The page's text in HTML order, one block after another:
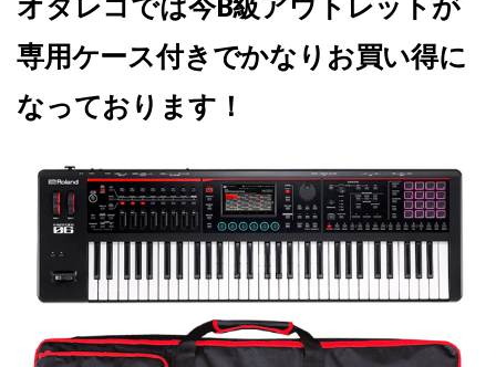
専用ケース付きでかなりお買い得に
なっております！